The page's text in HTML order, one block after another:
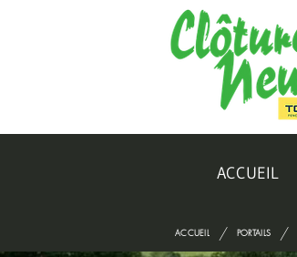
ACCUEIL
ACCUEIL / PORTAILS /